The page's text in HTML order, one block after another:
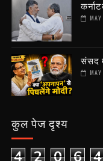
संसद
कुल पेज दृश्य
4 2 0 6 4